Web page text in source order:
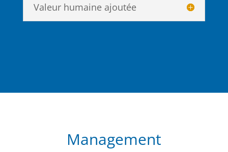
Valeur humaine ajoutée
Management